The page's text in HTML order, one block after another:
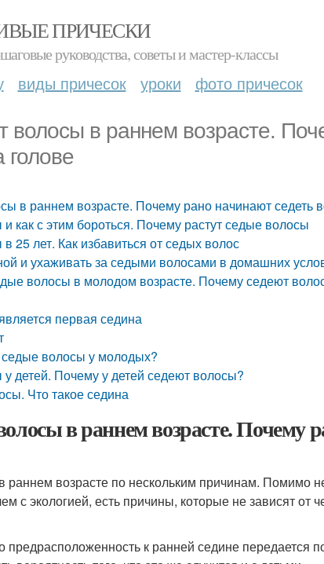
ПРИЧЕСКИ
руководства, советы и мастер-классы
виды причесок уроки фото причесок
волосы в раннем возрасте.
голове
в раннем возрасте. Почему рано начинают седеть
как с этим бороться. Почему растут седые волосы
25 лет. Как избавиться от седых волос
и ухаживать за седыми волосами в домашних
волосы в молодом возрасте. Почему седеют
первая седина
волосы у молодых?
детей. Почему у детей седеют волосы?
Что такое седина
в раннем возрасте. Почему
раннем возрасте по нескольким причинам. Помимо
с экологией, есть причины, которые не зависят от
предрасположенность к ранней седине передается